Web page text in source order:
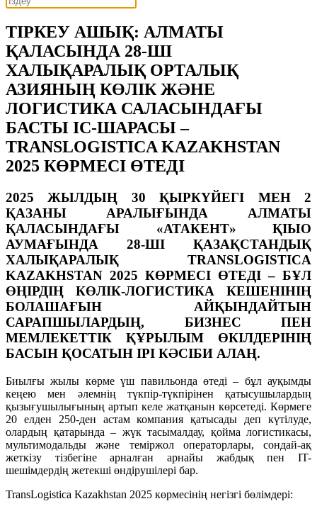
ТІРКЕУ АШЫҚ: АЛМАТЫ
ҚАЛАСЫНДА 28-ШІ
ХАЛЫҚАРАЛЫҚ ОРТАЛЫҚ
АЗИЯНЫҢ КӨЛІК ЖӘНЕ
ЛОГИСТИКА САЛАСЫНДАҒЫ
БАСТЫ ІС-ШАРАСЫ –
TRANSLOGISTICA KAZAKHSTAN
2025 КӨРМЕСІ ӨТЕДІ
2025 ЖЫЛДЫҢ 30 ҚЫРКҮЙЕГІ МЕН 2
ҚАЗАНЫ АРАЛЫҒЫНДА АЛМАТЫ
ҚАЛАСЫНДАҒЫ «АТАКЕНТ» ҚІЫО
АУМАҒЫНДА 28-ШІ ҚАЗАҚСТАНДЫҚ
ХАЛЫҚАРАЛЫҚ TRANSLOGISTICA
KAZAKHSTAN 2025 КӨРМЕСІ ӨТЕДІ – БҰЛ
ӨҢІРДІҢ КӨЛІК-ЛОГИСТИКА КЕШЕНІНІҢ
БОЛАШАҒЫН АЙҚЫНДАЙТЫН
САРАПШЫЛАРДЫҢ, БИЗНЕС ПЕН
МЕМЛЕКЕТТІК ҚҰРЫЛЫМ ӨКІЛДЕРІНІҢ
БАСЫН ҚОСАТЫН ІРІ КӘСІБИ АЛАҢ.
Биылғы жылы көрме үш павильонда өтеді – бұл ауқымды
кеңею мен әлемнің түкпір-түкпірінен қатысушылардың
қызығушылығының артып келе жатқанын көрсетеді. Көрмеге
20 елден 250-ден астам компания қатысады деп күтілуде,
олардың қатарында – жүк тасымалдау, қойма логистикасы,
мультимодальды және теміржол операторлары, сондай-ақ
жеткізу тізбегіне арналған арнайы жабдық пен IT-
шешімдердің жетекші өндірушілері бар.
TransLogistica Kazakhstan 2025 көрмесінің негізгі бөлімдері: